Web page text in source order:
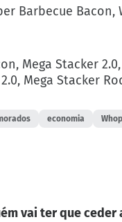
Barbecue
Mega Stacker
Mega Stacker
economia
vai ter que ceder